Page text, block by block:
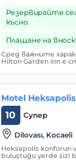
Резервирайте
късно
Плащане на
Сред важните
Hilton Garden Inn е
видим в повечето
Ресторантът с
коктейли, студени
Motel Heksapolis
Супер
10
Dilovası, Kocaeli
Heksapolis konforun
buluştuğu yerde sizi